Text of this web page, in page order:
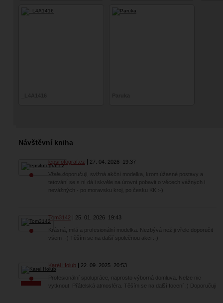
Návštěvní kniha
lepsifotograf.cz 27. 04. 2026 19:37
Vřele doporučuji, svižná akční modelka, krom úžasné postavy a
tetování se s ní dá i skvěle na úrovní pobavit o věcech vážných i
nevážných - po moravsku kroj, po česku KK :-)
Tom3142 25. 01. 2026 19:43
Krásná, milá a profesionální modelka. Nezbývá než ji vřele doporučit
všem :-) Těším se na další společnou akci :-)
Karel Holub 22. 09. 2025 20:53
Profesionální spolupráce, naprosto výborná domluva. Nelze nic
vytknout. Přátelská atmosféra. Těším se na další focení :) Doporučuji